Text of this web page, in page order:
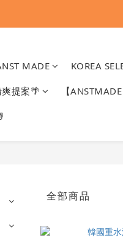
MADE KOREA
提案🌴 【
全部商品